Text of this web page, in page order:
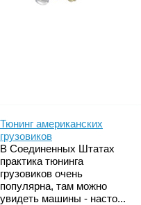
Тюнинг американских
грузовиков
В Соединенных Штатах
практика тюнинга
грузовиков очень
популярна, там можно
увидеть машины - насто...